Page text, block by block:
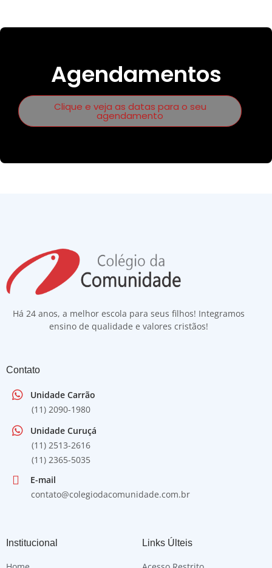
Agendamentos
Clique e veja as datas para o seu
agendamento
Há 24 anos, a melhor escola para seus filhos! Integramos
ensino de qualidade e valores cristãos!
Contato
Unidade Carrão
(11) 2090-1980
Unidade Curuçá
(11) 2513-2616
(11) 2365-5035
E-mail
contato@colegiodacomunidade.com.br
Institucional Links Últeis